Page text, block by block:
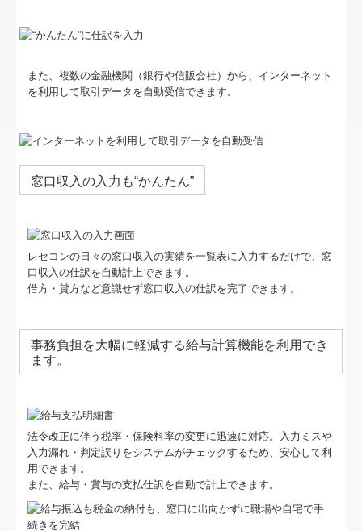
また、複数の金融機関（銀行や信販会社）から、インターネット
を利用して取引データを自動受信できます。
窓口収入の入力も“かんたん”
レセコンの日々の窓口収入の実績を一覧表に入力するだけで、窓
口収入の仕訳を自動計上できます。
借方・貸方など意識せず窓口収入の仕訳を完了できます。
事務負担を大幅に軽減する給与計算機能を利用でき
ます。
法令改正に伴う税率・保険料率の変更に迅速に対応。入力ミスや
入力漏れ・判定誤りをシステムがチェックするため、安心して利
用できます。
また、給与・賞与の支払仕訳を自動で計上できます。